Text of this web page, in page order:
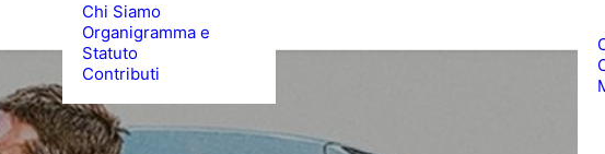
Chi Siamo
Organigramma e
Statuto
Contributi